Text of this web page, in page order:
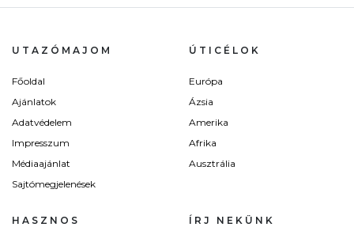
UTAZÓMAJOM
Főoldal
Ajánlatok
Adatvédelem
Impresszum
Médiaajánlat
Sajtómegjelenések
ÚTICÉLOK
Európa
Ázsia
Amerika
Afrika
Ausztrália
HASZNOS ÍRJ NEKÜNK